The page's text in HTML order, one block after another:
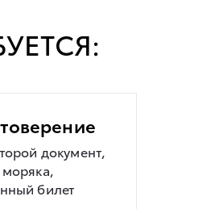
документ,
билет